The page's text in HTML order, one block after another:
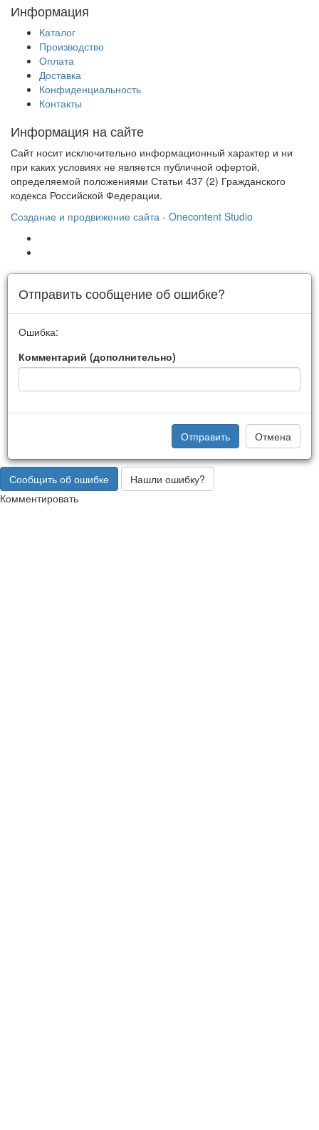
Информация
Каталог
Производство
Оплата
Доставка
Конфиденциальность
Контакты
Информация на сайте
Сайт носит исключительно информационный характер и ни
при каких условиях не является публичной офертой,
определяемой положениями Статьи 437 (2) Гражданского
кодекса Российской Федерации.
Создание и продвижение сайта - Onecontent Studio
Отправить сообщение об ошибке?
Ошибка:
Комментарий (дополнительно)
Отправить Отмена
Сообщить об ошибке
Нашли ошибку?
Комментировать